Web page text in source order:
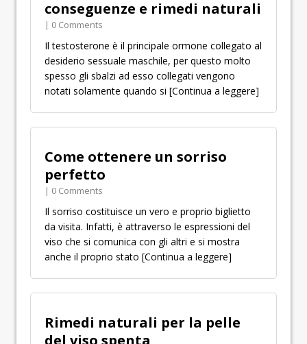
conseguenze e rimedi naturali
| 0 Comments
Il testosterone è il principale ormone collegato al
desiderio sessuale maschile, per questo molto
spesso gli sbalzi ad esso collegati vengono
notati solamente quando si [Continua a leggere]
Come ottenere un sorriso
perfetto
| 0 Comments
Il sorriso costituisce un vero e proprio biglietto
da visita. Infatti, è attraverso le espressioni del
viso che si comunica con gli altri e si mostra
anche il proprio stato [Continua a leggere]
Rimedi naturali per la pelle
del viso spenta